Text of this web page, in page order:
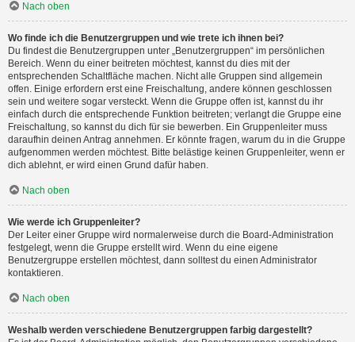
Nach oben
Wo finde ich die Benutzergruppen und wie trete ich ihnen bei?
Du findest die Benutzergruppen unter „Benutzergruppen“ im persönlichen
Bereich. Wenn du einer beitreten möchtest, kannst du dies mit der
entsprechenden Schaltfläche machen. Nicht alle Gruppen sind allgemein
offen. Einige erfordern erst eine Freischaltung, andere können geschlossen
sein und weitere sogar versteckt. Wenn die Gruppe offen ist, kannst du ihr
einfach durch die entsprechende Funktion beitreten; verlangt die Gruppe eine
Freischaltung, so kannst du dich für sie bewerben. Ein Gruppenleiter muss
daraufhin deinen Antrag annehmen. Er könnte fragen, warum du in die Gruppe
aufgenommen werden möchtest. Bitte belästige keinen Gruppenleiter, wenn er
dich ablehnt, er wird einen Grund dafür haben.
Nach oben
Wie werde ich Gruppenleiter?
Der Leiter einer Gruppe wird normalerweise durch die Board-Administration
festgelegt, wenn die Gruppe erstellt wird. Wenn du eine eigene
Benutzergruppe erstellen möchtest, dann solltest du einen Administrator
kontaktieren.
Nach oben
Weshalb werden verschiedene Benutzergruppen farbig dargestellt?